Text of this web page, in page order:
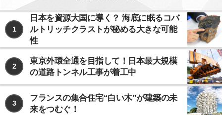
1
日本を資源大国に導く？ 海底に眠るコバ
ルトリッチクラストが秘める大きな可能
性
2
東京外環全通を目指して！日本最大規模
の道路トンネル工事が着工中
3
フランスの集合住宅“白い木”が建築の未
来をつむぐ！